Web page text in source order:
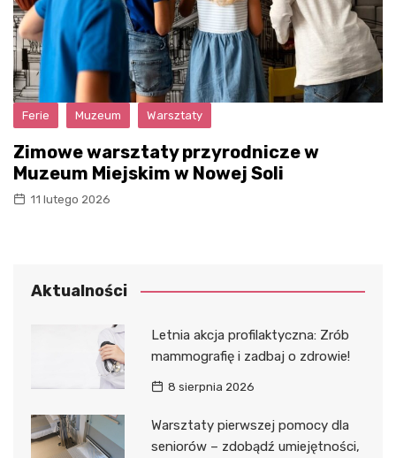
Ferie Muzeum Warsztaty
Zimowe warsztaty przyrodnicze w
Muzeum Miejskim w Nowej Soli
11 lutego 2026
Aktualności
Letnia akcja profilaktyczna: Zrób
mammografię i zadbaj o zdrowie!
8 sierpnia 2026
Warsztaty pierwszej pomocy dla
seniorów – zdobądź umiejętności,